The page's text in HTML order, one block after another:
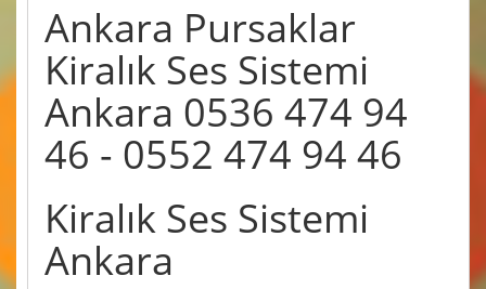
Ankara Pursaklar
Kiralık Ses Sistemi
Ankara 0536 474 94
46 - 0552 474 94 46
Kiralık Ses Sistemi
Ankara